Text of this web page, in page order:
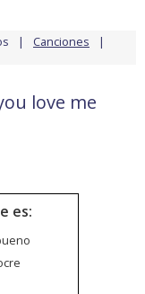
Canciones
love me
es: